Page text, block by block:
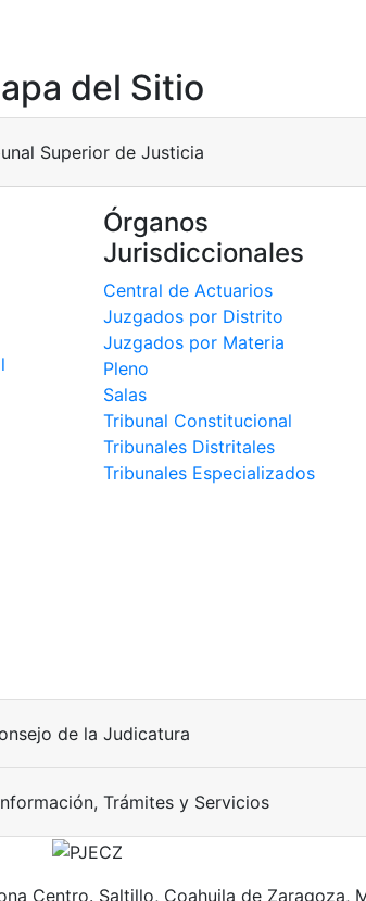
del Sitio
Superior de Justicia
Órganos
Jurisdiccionales
Central de Actuarios
Juzgados por Distrito
Juzgados por Materia
Pleno
Salas
Tribunal Constitucional
Tribunales Distritales
Tribunales Especializados
de la Judicatura
Trámites y Servicios
Centro. Saltillo, Coahuila de Zaragoza,